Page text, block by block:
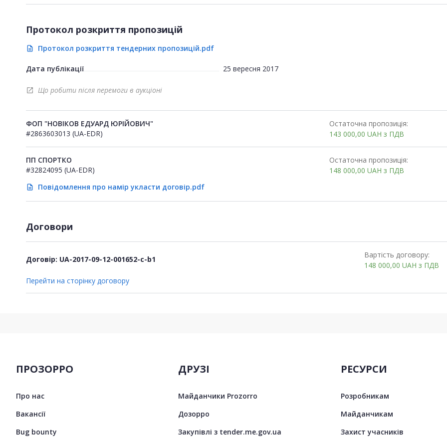
Протокол розкриття пропозицій
description Протокол розкриття тендерних пропозицій.pdf
Дата публікації 25 вересня 2017
open_in_new Що робити після перемоги в аукціоні
ФОП "НОВІКОВ ЕДУАРД ЮРІЙОВИЧ"
#2863603013 (UA-EDR)
Остаточна пропозиція:
143 000,00 UAH з ПДВ
ПП СПОРТКО
#32824095 (UA-EDR)
description Повідомлення про намір укласти договір.pdf
Остаточна пропозиція:
148 000,00 UAH з ПДВ
Договори
Договір: UA-2017-09-12-001652-c-b1
Вартість договору:
148 000,00 UAH з ПДВ
Перейти на сторінку договору
ПРОЗОРРО
Про нас
Вакансії
Bug bounty
ДРУЗІ
Майданчики Prozorro
Дозорро
Закупівлі з tender.me.gov.ua
РЕСУРСИ
Розробникам
Майданчикам
Захист учасників